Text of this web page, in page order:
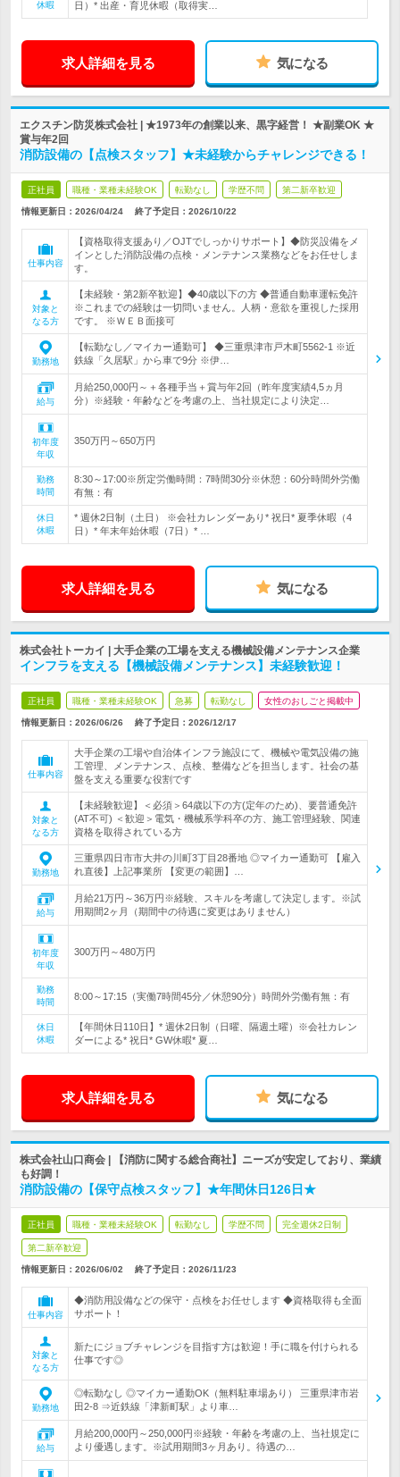
休暇
日）* 出産・育児休暇（取得実…
求人詳細を見る 気になる
エクスチン防災株式会社 | ★1973年の創業以来、黒字経営！ ★副業OK ★
賞与年2回
消防設備の【点検スタッフ】★未経験からチャレンジできる！
正社員 職種・業種未経験OK 転勤なし 学歴不問 第二新卒歓迎
情報更新日：2026/04/24 終了予定日： 2026/10/22
仕事内容
【資格取得支援あり／OJTでしっかりサポート】◆防災設備をメ
インとした消防設備の点検・メンテナンス業務などをお任せしま
す。
対象と
なる方
【未経験・第2新卒歓迎】◆40歳以下の方 ◆普通自動車運転免許
※これまでの経験は一切問いません。人柄・意欲を重視した採用
です。 ※ＷＥＢ面接可
勤務地
【転勤なし／マイカー通勤可】 ◆三重県津市戸木町5562-1 ※近
鉄線「久居駅」から車で9分 ※伊…
給与
月給250,000円～＋各種手当＋賞与年2回（昨年度実績4,5ヵ月
分）※経験・年齢などを考慮の上、当社規定により決定…
初年度
年収
350万円～650万円
勤務
時間
8:30～17:00※所定労働時間：7時間30分※休憩：60分時間外労働
有無：有
休日
休暇
* 週休2日制（土日） ※会社カレンダーあり* 祝日* 夏季休暇（4
日）* 年末年始休暇（7日）* …
求人詳細を見る 気になる
株式会社トーカイ | 大手企業の工場を支える機械設備メンテナンス企業
インフラを支える【機械設備メンテナンス】未経験歓迎！
正社員 職種・業種未経験OK 急募 転勤なし 女性のおしごと掲載中
情報更新日：2026/06/26 終了予定日： 2026/12/17
仕事内容
大手企業の工場や自治体インフラ施設にて、機械や電気設備の施
工管理、メンテナンス、点検、整備などを担当します。社会の基
盤を支える重要な役割です
対象と
なる方
【未経験歓迎】＜必須＞64歳以下の方(定年のため)、要普通免許
(AT不可) ＜歓迎＞電気・機械系学科卒の方、施工管理経験、関連
資格を取得されている方
勤務地
三重県四日市市大井の川町3丁目28番地 ◎マイカー通勤可 【雇入
れ直後】上記事業所 【変更の範囲】…
給与
月給21万円～36万円※経験、スキルを考慮して決定します。※試
用期間2ヶ月（期間中の待遇に変更はありません）
初年度
年収
300万円～480万円
勤務
時間
8:00～17:15（実働7時間45分／休憩90分）時間外労働有無：有
休日
休暇
【年間休日110日】* 週休2日制（日曜、隔週土曜）※会社カレン
ダーによる* 祝日* GW休暇* 夏…
求人詳細を見る 気になる
株式会社山口商会 | 【消防に関する総合商社】ニーズが安定しており、業績
も好調！
消防設備の【保守点検スタッフ】★年間休日126日★
正社員 職種・業種未経験OK 転勤なし 学歴不問 完全週休2日制
第二新卒歓迎
情報更新日：2026/06/02 終了予定日： 2026/11/23
仕事内容
◆消防用設備などの保守・点検をお任せします ◆資格取得も全面
サポート！
対象と
なる方
新たにジョブチャレンジを目指す方は歓迎！手に職を付けられる
仕事です◎
勤務地
◎転勤なし ◎マイカー通勤OK（無料駐車場あり） 三重県津市岩
田2-8 ⇒近鉄線「津新町駅」より車…
給与
月給200,000円～250,000円※経験・年齢を考慮の上、当社規定に
より優遇します。※試用期間3ヶ月あり。待遇の…